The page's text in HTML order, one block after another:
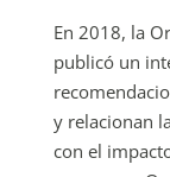
En 2018, la
publicó un
y relacionan
con el